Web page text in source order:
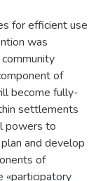
for efficient use
was
of
become fully-
settlements
powers to
and develop
of
«participatory